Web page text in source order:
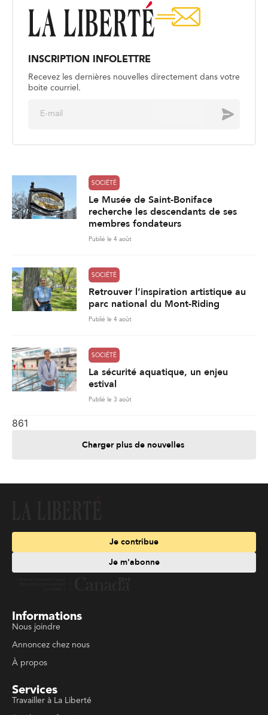
INSCRIPTION INFOLETTRE
Recevez les dernières nouvelles directement dans votre
boite courriel.
Envoyer
SOCIÉTÉ
Le Musée de Saint-Boniface
recherche les descendants de ses
membres fondateurs
Publié le 4 août
SOCIÉTÉ
Retrouver l’inspiration artistique au
parc national du Mont-Riding
Publié le 4 août
SOCIÉTÉ
La sécurité aquatique, un enjeu
estival
Publié le 3 août
861
Charger plus de nouvelles
Je contribue
Je m'abonne
Informations
Nous joindre
Annoncez chez nous
À propos
Services
Travailler à La Liberté